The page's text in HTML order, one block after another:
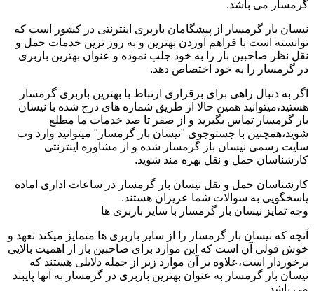
گرمسار می باشد.
نیسان بار گرمسار از پیشگامان باربری اینترنتی در کشور است که
توانسته است با فراهم آوردن بهترین و به روز ترین خدمات حمل و
نقل نظر صاحبین بار را به خود جلب نموده و عنوان بهترین باربری
در گرمسار را به خود اختصاص دهد.
اگر به دنبال راهی برای برقراری ارتباط با بهترین باربری گرمسار
هستید،میتوانید همین حالا از طریق شماره های درج شده با نیسان
بار گرمسار تماس بگیرید و از صفر تا صد خدمات ما مطلع
شوید،همچنین با جستوجوی "نیسان بار گرمسار" میتوانید وارد وب
سایت رسمی نیسان بار گرمسار شده و از مشاوره اینترنتی
کارشناسان حمل و نقل بهره مند شوید.
کارشناسان حمل و نقل نیسان بار گرمسار در ساعات اداری اماده
پاسخگویی به سوالات شما عزیران هستند.
وجه تمایز نیسان بار گرمسار با سایر باربری ها
آنچه که نیسان بار گرمسار را از سایر باربری ها متمایز میکند تعهد و
خوش قولی آن است که این موارد برای صاحبین بار از اهمیت بالایی
برخوردار است،علاوه بر آن موارد زیر از جمله دلایلی هستند که
نیسان بار گرمسار به عنوان بهترین باربری در گرمسار به آنها پایبند